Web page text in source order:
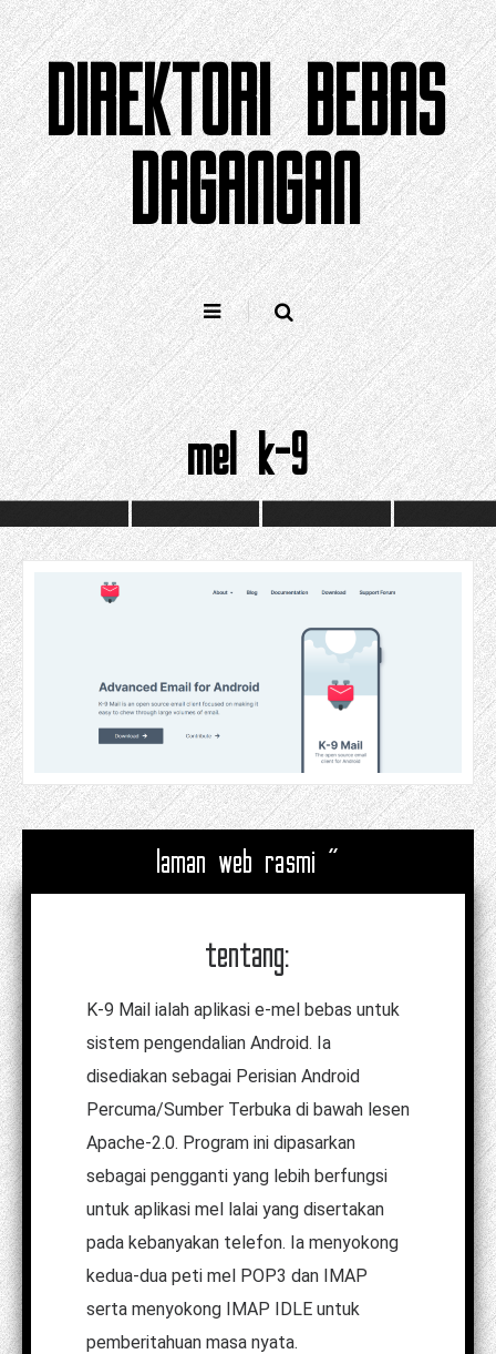
Langkau
ke
kandunganDIREKTORI BEBAS
DAGANGAN
mel k-9
laman web rasmi "
tentang:
K-9 Mail ialah aplikasi e-mel bebas untuk
sistem pengendalian Android. Ia
disediakan sebagai Perisian Android
Percuma/Sumber Terbuka di bawah lesen
Apache-2.0. Program ini dipasarkan
sebagai pengganti yang lebih berfungsi
untuk aplikasi mel lalai yang disertakan
pada kebanyakan telefon. Ia menyokong
kedua-dua peti mel POP3 dan IMAP
serta menyokong IMAP IDLE untuk
pemberitahuan masa nyata.